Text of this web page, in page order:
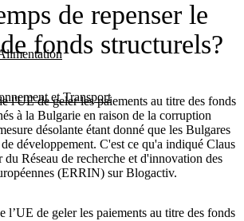
et Transport
de repenser le
fonds structurels?
l'UE de geler les paiements au titre des fonds
à la Bulgarie en raison de la corruption
désolante étant donné que les Bulgares
développement. C'est ce qu'a indiqué Claus
du Réseau de recherche et d'innovation des
(ERRIN) sur Blogactiv.
l’UE de geler les paiements au titre des fonds